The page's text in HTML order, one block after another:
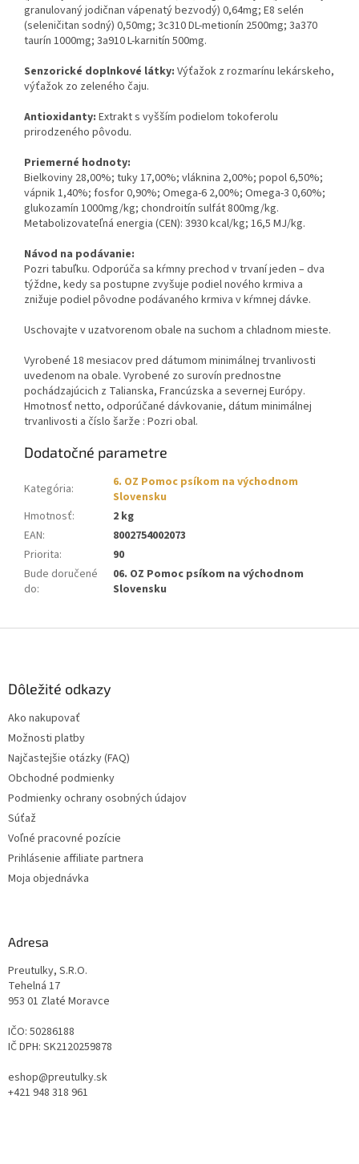
granulovaný jodičnan vápenatý bezvodý) 0,64mg; E8 selén
(seleničitan sodný) 0,50mg; 3c310 DL-metionín 2500mg; 3a370
taurín 1000mg; 3a910 L-karnitín 500mg.
Senzorické doplnkové látky: Výťažok z rozmarínu lekárskeho,
výťažok zo zeleného čaju.
Antioxidanty: Extrakt s vyšším podielom tokoferolu
prirodzeného pôvodu.
Priemerné hodnoty:
Bielkoviny 28,00%; tuky 17,00%; vláknina 2,00%; popol 6,50%;
vápnik 1,40%; fosfor 0,90%; Omega-6 2,00%; Omega-3 0,60%;
glukozamín 1000mg/kg; chondroitín sulfát 800mg/kg.
Metabolizovateľná energia (CEN): 3930 kcal/kg; 16,5 MJ/kg.
Návod na podávanie:
Pozri tabuľku. Odporúča sa kŕmny prechod v trvaní jeden – dva
týždne, kedy sa postupne zvyšuje podiel nového krmiva a
znižuje podiel pôvodne podávaného krmiva v kŕmnej dávke.
Uschovajte v uzatvorenom obale na suchom a chladnom mieste.
Vyrobené 18 mesiacov pred dátumom minimálnej trvanlivosti
uvedenom na obale. Vyrobené zo surovín prednostne
pochádzajúcich z Talianska, Francúzska a severnej Európy.
Hmotnosť netto, odporúčané dávkovanie, dátum minimálnej
trvanlivosti a číslo šarže : Pozri obal.
Dodatočné parametre
Kategória:
6. OZ Pomoc psíkom na východnom
Slovensku
Hmotnosť:
2 kg
EAN:
8002754002073
Priorita:
90
Bude doručené
do:
06. OZ Pomoc psíkom na východnom
Slovensku
Dôležité odkazy
Ako nakupovať
Možnosti platby
Najčastejšie otázky (FAQ)
Obchodné podmienky
Podmienky ochrany osobných údajov
Súťaž
Voľné pracovné pozície
Prihlásenie affiliate partnera
Moja objednávka
Adresa
Preutulky, S.R.O.
Tehelná 17
953 01 Zlaté Moravce
IČO: 50286188
IČ DPH: SK2120259878
eshop@preutulky.sk
+421 948 318 961